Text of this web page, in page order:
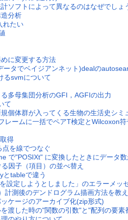
ソフトによって異なるのはなぜでしょ
分析
れたい
に変更する方法
ータでベイジアンネット)dealの
るsvmについて
多母集団分析のGFI，AGFIの出力
て
個体群が入ってくる生物の生活史シミ
レームに一括でペアT検定とWilcoxon
得
を線でつなぐ
で"POSIXt" に変換したときにデータ数
因子（項目）の並べ替え
とtableで違う
設定しようとしました」のエラーメッ
計測後のデンドログラム描画方法を教
ケージのアーカイブ化(zip形式)
渡した時の"関数の引数"と"配列の要素